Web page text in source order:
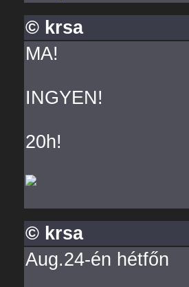
© krsa
MA!
INGYEN!
20h!
© krsa
Aug.24-én hétfőn